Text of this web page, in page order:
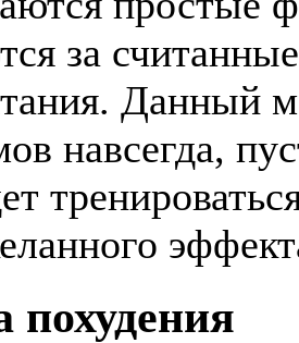
за
Данный
навсегда,
похудения